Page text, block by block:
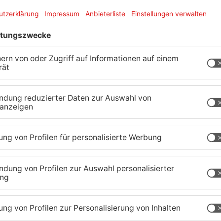
Sattelzug – die Beleuchtung hatte einen
Montag gegen 17:40 Uhr auf der B 469, auf
mit Auflieger am rechten Straßenrand anhalten.
kollidierte ein Volvo mit dem Auflieger.